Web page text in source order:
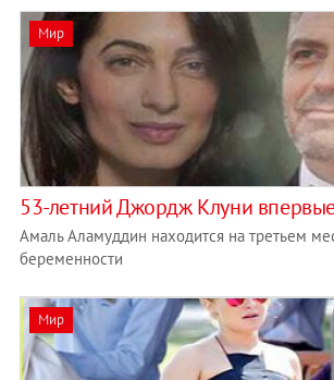
Мир
53-летний Джордж Клуни
Амаль Аламуддин находится на третьем
беременности
Мир